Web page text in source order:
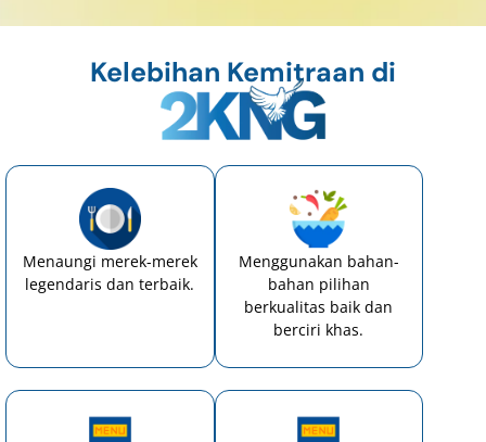
Kelebihan Kemitraan di
Menaungi merek-merek
legendaris dan terbaik.
Menggunakan bahan-
bahan pilihan
berkualitas baik dan
berciri khas.